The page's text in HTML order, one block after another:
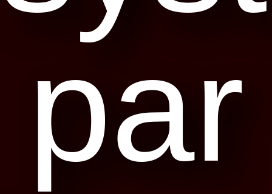
par